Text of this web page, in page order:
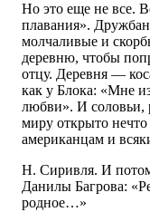
Но это еще не все.
плавания».
молчаливые и
деревню, чтобы
отцу. Деревня —
как у Блока: «Мне
любви». И соловьи,
миру открыто
американцам и
Н. Сиривля. И потом
Данилы Багрова:
родное…»